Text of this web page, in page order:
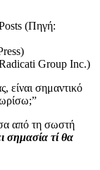
(Πηγή:
Group Inc.)
είναι σημαντικό
από τη σωστή
σημασία τί θα